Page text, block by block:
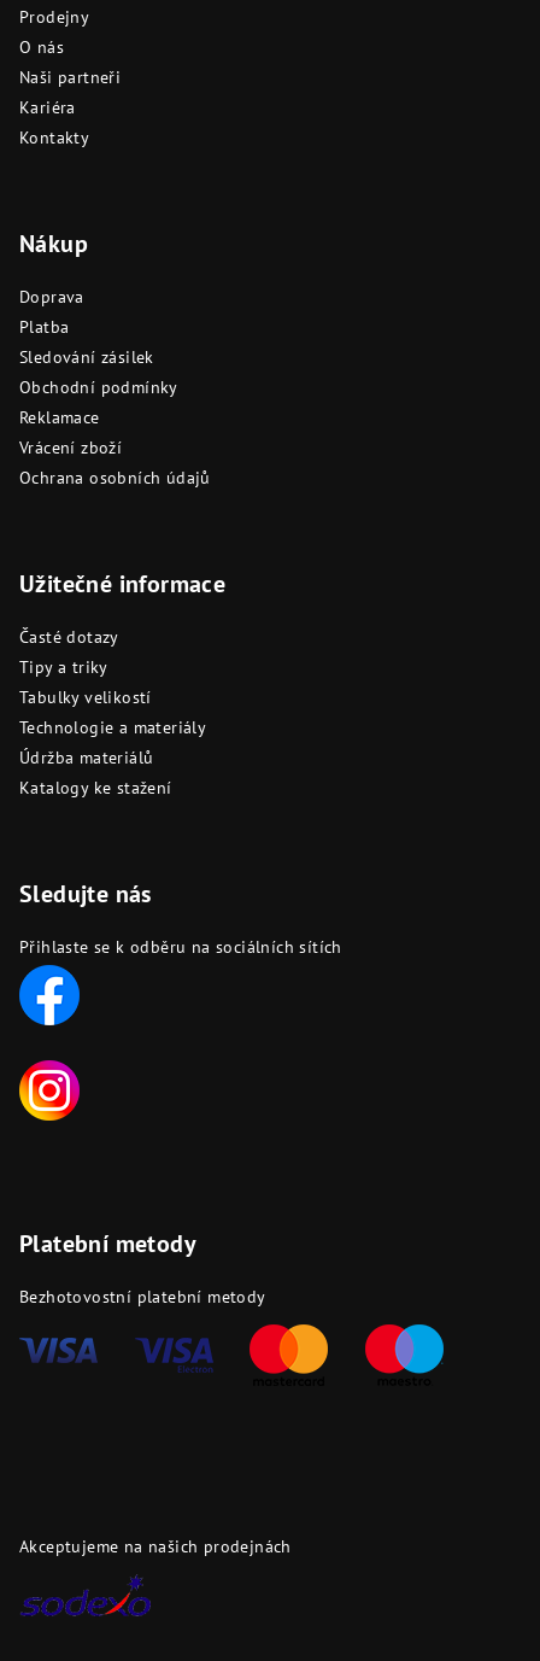
Prodejny
O nás
Naši partneři
Kariéra
Kontakty
Nákup
Doprava
Platba
Sledování zásilek
Obchodní podmínky
Reklamace
Vrácení zboží
Ochrana osobních údajů
Užitečné informace
Časté dotazy
Tipy a triky
Tabulky velikostí
Technologie a materiály
Údržba materiálů
Katalogy ke stažení
Sledujte nás
Přihlaste se k odběru na sociálních sítích
Platební metody
Bezhotovostní platební metody
Akceptujeme na našich prodejnách